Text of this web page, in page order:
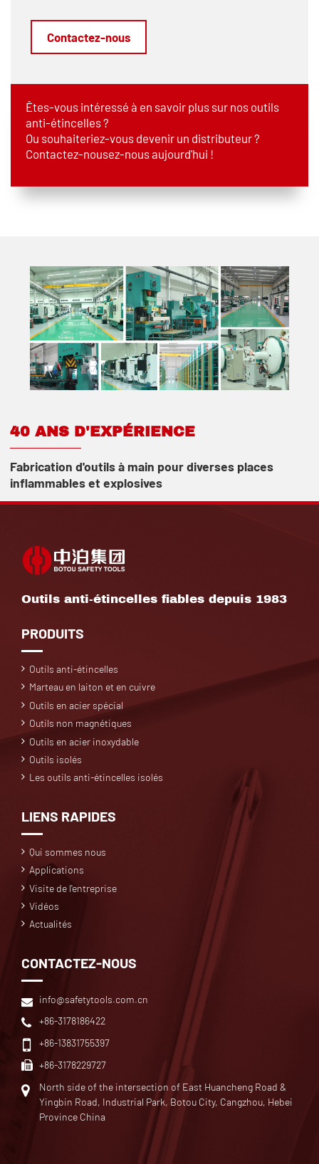
Contactez-nous
Êtes-vous intéressé à en savoir plus sur nos outils
anti-étincelles ?
Ou souhaiteriez-vous devenir un distributeur ?
Contactez-nousez-nous aujourd'hui !
40 ANS D'EXPÉRIENCE
Fabrication d'outils à main pour diverses places
inflammables et explosives
Outils anti-étincelles fiables depuis 1983
PRODUITS
Outils anti-étincelles
Marteau en laiton et en cuivre
Outils en acier spécial
Outils non magnétiques
Outils en acier inoxydable
Outils isolés
Les outils anti-étincelles isolés
LIENS RAPIDES
Qui sommes nous
Applications
Visite de l'entreprise
Vidéos
Actualités
CONTACTEZ-NOUS
info@safetytools.com.cn
+86-3178186422
+86-13831755397
+86-3178229727
North side of the intersection of East Huancheng Road &
Yingbin Road, Industrial Park, Botou City, Cangzhou, Hebei
Province China